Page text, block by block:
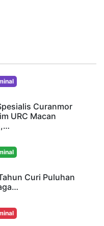
Curanmor
URC Macan
Curi Puluhan